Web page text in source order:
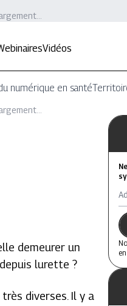
Vidéos
numérique en santé
demeurer un
lurette ?
diverses. Il y a